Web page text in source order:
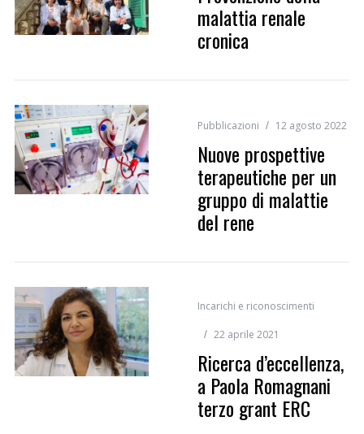
malattia renale
cronica
Pubblicazioni 12 agosto 2022
Nuove prospettive
terapeutiche per un
gruppo di malattie
del rene
Incarichi e riconoscimenti
22 aprile 2021
Ricerca d’eccellenza,
a Paola Romagnani
terzo grant ERC